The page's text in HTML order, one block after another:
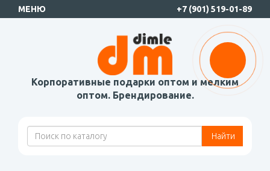
МЕНЮ +7 (901) 519-01-89
Корпоративные подарки оптом и мелким
оптом. Брендирование.
Найти